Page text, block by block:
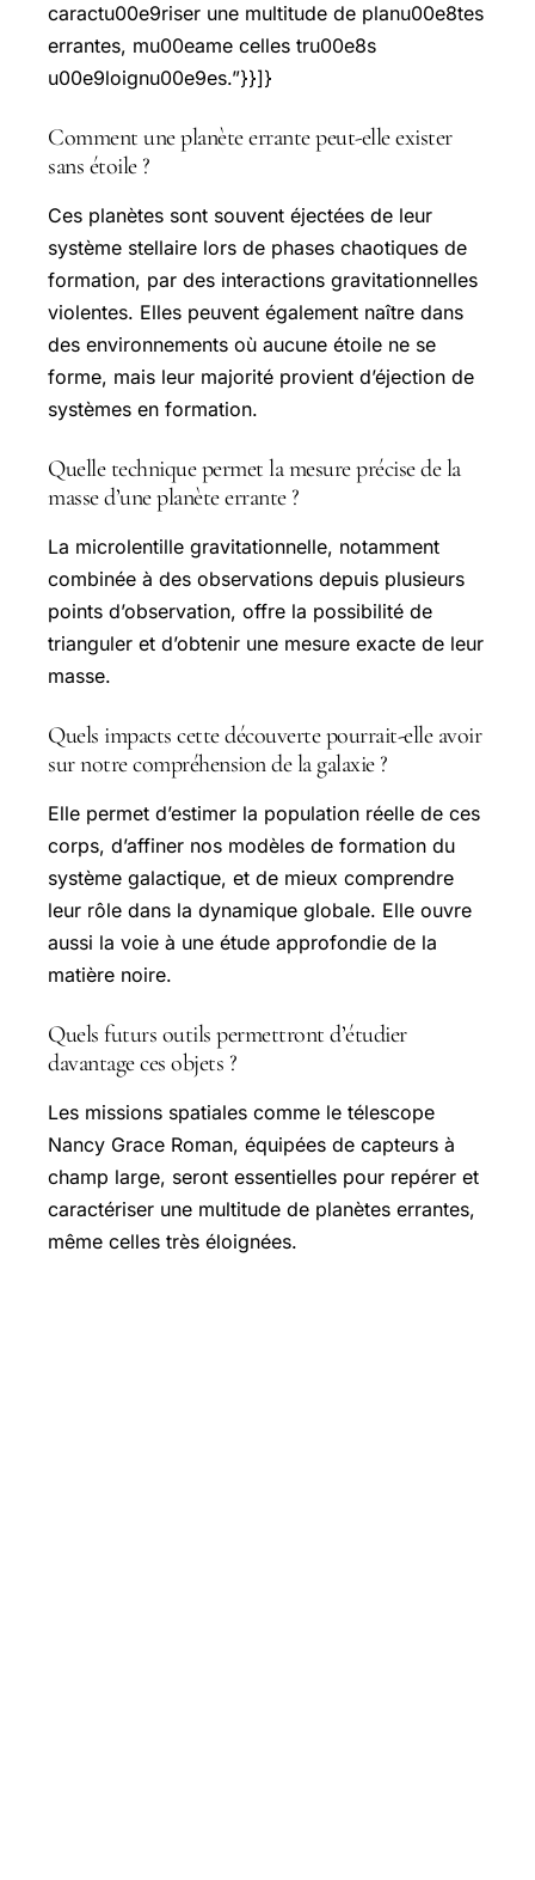
caractu00e9riser une multitude de planu00e8tes
errantes, mu00eame celles tru00e8s
u00e9loignu00e9es.”}}]}
Comment une planète errante peut-elle exister
sans étoile ?
Ces planètes sont souvent éjectées de leur
système stellaire lors de phases chaotiques de
formation, par des interactions gravitationnelles
violentes. Elles peuvent également naître dans
des environnements où aucune étoile ne se
forme, mais leur majorité provient d’éjection de
systèmes en formation.
Quelle technique permet la mesure précise de la
masse d’une planète errante ?
La microlentille gravitationnelle, notamment
combinée à des observations depuis plusieurs
points d’observation, offre la possibilité de
trianguler et d’obtenir une mesure exacte de leur
masse.
Quels impacts cette découverte pourrait-elle avoir
sur notre compréhension de la galaxie ?
Elle permet d’estimer la population réelle de ces
corps, d’affiner nos modèles de formation du
système galactique, et de mieux comprendre
leur rôle dans la dynamique globale. Elle ouvre
aussi la voie à une étude approfondie de la
matière noire.
Quels futurs outils permettront d’étudier
davantage ces objets ?
Les missions spatiales comme le télescope
Nancy Grace Roman, équipées de capteurs à
champ large, seront essentielles pour repérer et
caractériser une multitude de planètes errantes,
même celles très éloignées.